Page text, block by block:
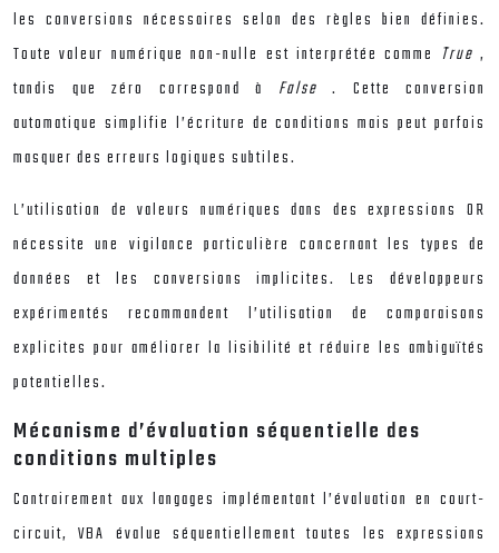
les conversions nécessaires selon des règles bien définies.
Toute valeur numérique non-nulle est interprétée comme True ,
tandis que zéro correspond à False . Cette conversion
automatique simplifie l’écriture de conditions mais peut parfois
masquer des erreurs logiques subtiles.
L’utilisation de valeurs numériques dans des expressions OR
nécessite une vigilance particulière concernant les types de
données et les conversions implicites. Les développeurs
expérimentés recommandent l’utilisation de comparaisons
explicites pour améliorer la lisibilité et réduire les ambiguïtés
potentielles.
Mécanisme d’évaluation séquentielle des
conditions multiples
Contrairement aux langages implémentant l’évaluation en court-
circuit, VBA évalue séquentiellement toutes les expressions